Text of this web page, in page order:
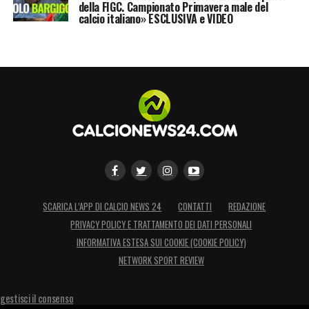
euro circa. Nel frattempo gli azzurri si
LA PLAYLIST DELLE NOSTRE TOP NEWS
della FIGC. Campionato Primavera male del
calcio italiano» ESCLUSIVA e VIDEO
SCARICA L’APP DI CALCIO NEWS 24 CONTATTI
REDAZIONE
PRIVACY POLICY E TRATTAMENTO DEI DATI PERSONALI
INFORMATIVA ESTESA SUI COOKIE (COOKIE POLICY)
NETWORK SPORT REVIEW
gestisci il consenso